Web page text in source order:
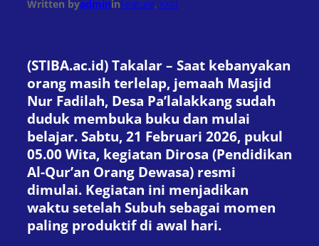
Written byadmininFeature, KKN
(STIBA.ac.id) Takalar – Saat kebanyakan
orang masih terlelap, jemaah Masjid
Nur Fadilah, Desa Pa’lalakkang sudah
duduk membuka buku dan mulai
belajar. Sabtu, 21 Februari 2026, pukul
05.00 Wita, kegiatan Dirosa (Pendidikan
Al-Qur’an Orang Dewasa) resmi
dimulai. Kegiatan ini menjadikan
waktu setelah Subuh sebagai momen
paling produktif di awal hari.